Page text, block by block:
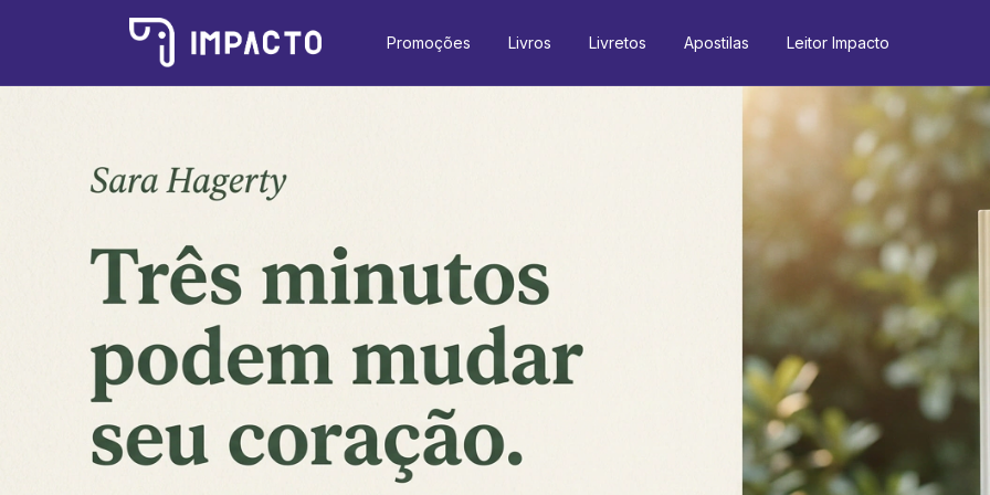
Promoções Livros Livretos Apostilas Leitor Impacto